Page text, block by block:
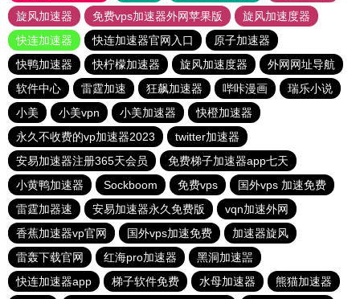
旋风加速器
免费vps加速器外网苹果版
旋风加速度器
快连加速器
快连加速器官网入口
原子加速器
快鸭加速器
快柠檬加速器 旋风加速度器
外网网址导航
软件中心
雷霆加速 狂飙加速器 哔咔漫画
瑞乐小说
小美
小美vpn 小美加速器
快橙加速器
永久不收费的vp加速器2023
twitter加速器
安易加速器注册365天会员
免费梯子加速器app七天
小黄鸭加速器
Sockboom 免费vps
国外vps 加速免费
雷霆加器速
安易加速器永久免费版
vqn加速外网
香蕉加速器vp官网
国外vps加速免费
加速器旋风
雷轰下载官网
红海pro加速器
黑洞加速噐
快连加速器app
梯子软件免费 水母加速器 熊猫加速器